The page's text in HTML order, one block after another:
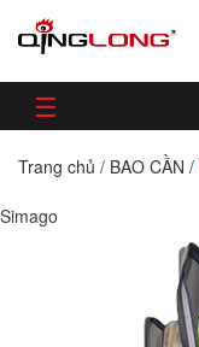
☰
Trang chủ / BAO CẦN /
Simago